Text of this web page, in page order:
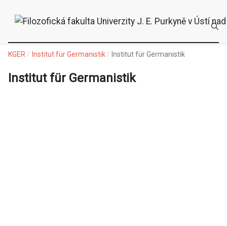
KGER Institut für Germanistik Institut für Germanistik
Institut für Germanistik